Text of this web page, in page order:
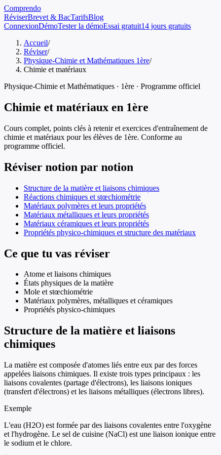
Comprendo
RéviserBrevet & BacTarifsBlog
ConnexionDémoTester la démoEssai gratuit14 jours gratuits
Accueil/
Réviser/
Physique-Chimie et Mathématiques 1ère/
Chimie et matériaux
Physique-Chimie et Mathématiques · 1ère · Programme officiel
Chimie et matériaux en 1ère
Cours complet, points clés à retenir et exercices d'entraînement de
chimie et matériaux pour les élèves de 1ère. Conforme au
programme officiel.
Réviser notion par notion
Structure de la matière et liaisons chimiques
Réactions chimiques et stœchiométrie
Matériaux polymères et leurs propriétés
Matériaux métalliques et leurs propriétés
Matériaux céramiques et leurs propriétés
Propriétés physico-chimiques et structure des matériaux
Ce que tu vas réviser
Atome et liaisons chimiques
États physiques de la matière
Mole et stœchiométrie
Matériaux polymères, métalliques et céramiques
Propriétés physico-chimiques
Structure de la matière et liaisons
chimiques
La matière est composée d'atomes liés entre eux par des forces
appelées liaisons chimiques. Il existe trois types principaux : les
liaisons covalentes (partage d'électrons), les liaisons ioniques
(transfert d'électrons) et les liaisons métalliques (électrons libres).
Exemple
L'eau (H2O) est formée par des liaisons covalentes entre l'oxygène
et l'hydrogène. Le sel de cuisine (NaCl) est une liaison ionique entre
le sodium et le chlore.